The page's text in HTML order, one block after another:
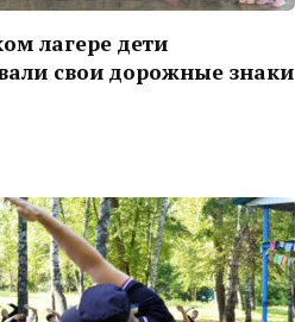
лагере дети
свои дорожные знаки